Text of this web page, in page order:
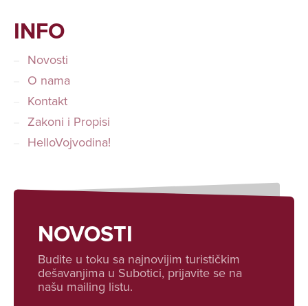
INFO
Novosti
O nama
Kontakt
Zakoni i Propisi
HelloVojvodina!
NOVOSTI
Budite u toku sa najnovijim turističkim
dešavanjima u Subotici, prijavite se na
našu mailing listu.